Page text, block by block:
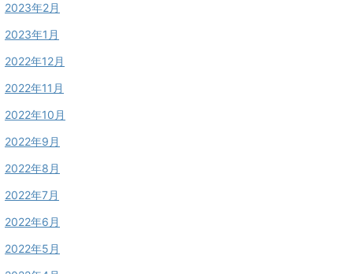
2023年2月
2023年1月
2022年12月
2022年11月
2022年10月
2022年9月
2022年8月
2022年7月
2022年6月
2022年5月